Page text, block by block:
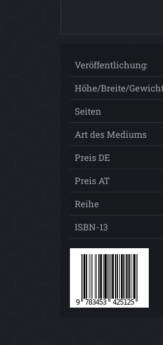
Veröffentlichung:
Höhe/Breite/
Seiten
Art des Mediums
Preis DE
Preis AT
Reihe
ISBN-13